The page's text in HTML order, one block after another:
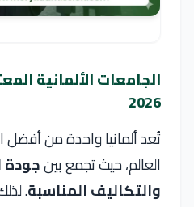
الجامعات الألمانية
2026
تُعد ألمانيا واحدة من أفضل
العالم، حيث تجمع بينجودة
والتكاليف المناسبة.